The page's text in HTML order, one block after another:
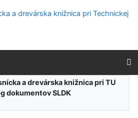
prístupnosti
a drevárska knižnica pri TU
dokumentov SLDK